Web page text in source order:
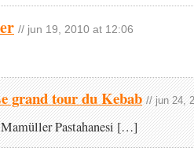
// jun 19, 2010 at 12:06
grand tour du Kebab // jun 24,
Pastahanesi […]